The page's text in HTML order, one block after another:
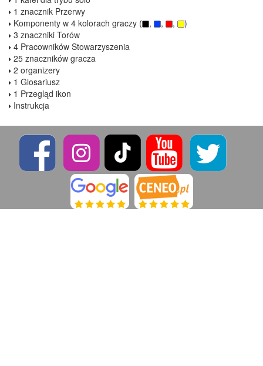
1 znacznik Przerwy
Komponenty w 4 kolorach graczy (
, , ,
)
3 znaczniki Torów
4 Pracowników Stowarzyszenia
25 znaczników gracza
2 organizery
1 Glosariusz
1 Przegląd ikon
Instrukcja